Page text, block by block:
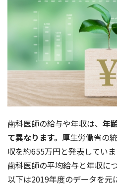
歯科医師の給与や年収は、 年
て異なります。 厚生労働省の
収を約655万円と発表してい
歯科医師の平均給与と年収に
以下は2019年度のデータを元